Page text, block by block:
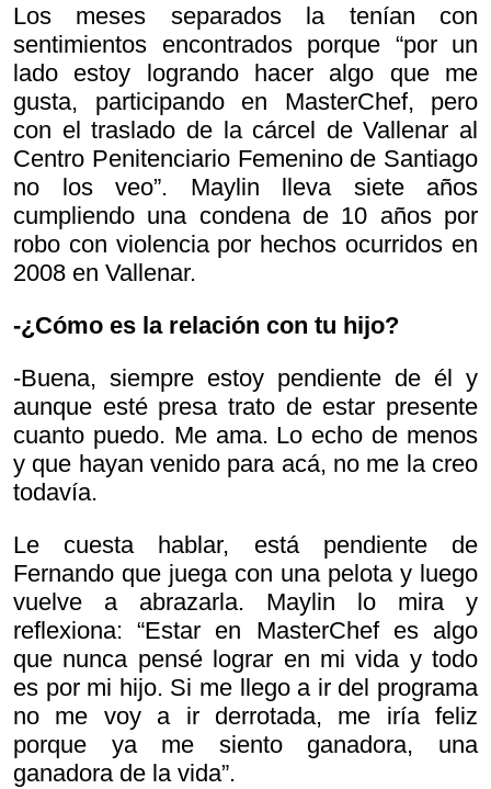
Los meses separados la tenían con
sentimientos encontrados porque “por un
lado estoy logrando hacer algo que me
gusta, participando en MasterChef, pero
con el traslado de la cárcel de Vallenar al
Centro Penitenciario Femenino de Santiago
no los veo”. Maylin lleva siete años
cumpliendo una condena de 10 años por
robo con violencia por hechos ocurridos en
2008 en Vallenar.
-¿Cómo es la relación con tu hijo?
-Buena, siempre estoy pendiente de él y
aunque esté presa trato de estar presente
cuanto puedo. Me ama. Lo echo de menos
y que hayan venido para acá, no me la creo
todavía.
Le cuesta hablar, está pendiente de
Fernando que juega con una pelota y luego
vuelve a abrazarla. Maylin lo mira y
reflexiona: “Estar en MasterChef es algo
que nunca pensé lograr en mi vida y todo
es por mi hijo. Si me llego a ir del programa
no me voy a ir derrotada, me iría feliz
porque ya me siento ganadora, una
ganadora de la vida”.